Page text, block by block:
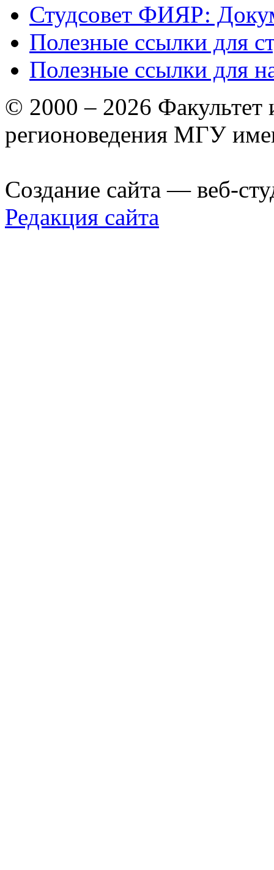
Студсовет ФИЯР:
Полезные ссылки для
Полезные ссылки для
© 2000 – 2026 Факультет
регионоведения МГУ
Создание сайта — веб-
Редакция сайта